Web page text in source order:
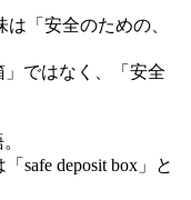
「安全のための、
」ではなく、「安全
safe deposit box」と